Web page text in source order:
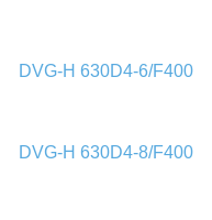
DVG-H 630D4-6/F400
DVG-H 630D4-8/F400